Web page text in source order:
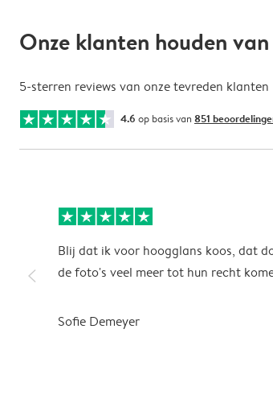
Onze klanten houden
5-sterren reviews van onze tevreden klanten
4.6 op basis van 851
slim_arrow_left
Blij dat ik voor hoogglans koos, dat
de foto's veel meer tot hun recht
Sofie Demeyer